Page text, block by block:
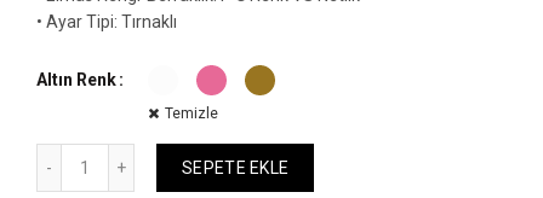
• Ayar Tipi: Tırnaklı
Altın Renk
Temizle
SEPETE EKLE